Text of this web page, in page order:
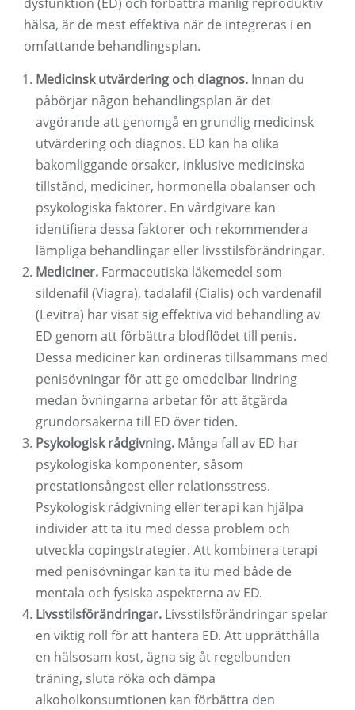
hälsa, är de mest effektiva när de integreras i en
omfattande behandlingsplan.
Medicinsk utvärdering och diagnos. Innan du
påbörjar någon behandlingsplan är det
avgörande att genomgå en grundlig medicinsk
utvärdering och diagnos. ED kan ha olika
bakomliggande orsaker, inklusive medicinska
tillstånd, mediciner, hormonella obalanser och
psykologiska faktorer. En vårdgivare kan
identifiera dessa faktorer och rekommendera
lämpliga behandlingar eller livsstilsförändringar.
Mediciner. Farmaceutiska läkemedel som
sildenafil (Viagra), tadalafil (Cialis) och vardenafil
(Levitra) har visat sig effektiva vid behandling av
ED genom att förbättra blodflödet till penis.
Dessa mediciner kan ordineras tillsammans med
penisövningar för att ge omedelbar lindring
medan övningarna arbetar för att åtgärda
grundorsakerna till ED över tiden.
Psykologisk rådgivning. Många fall av ED har
psykologiska komponenter, såsom
prestationsångest eller relationsstress.
Psykologisk rådgivning eller terapi kan hjälpa
individer att ta itu med dessa problem och
utveckla copingstrategier. Att kombinera terapi
med penisövningar kan ta itu med både de
mentala och fysiska aspekterna av ED.
Livsstilsförändringar. Livsstilsförändringar spelar
en viktig roll för att hantera ED. Att upprätthålla
en hälsosam kost, ägna sig åt regelbunden
träning, sluta röka och dämpa
alkoholkonsumtionen kan förbättra den